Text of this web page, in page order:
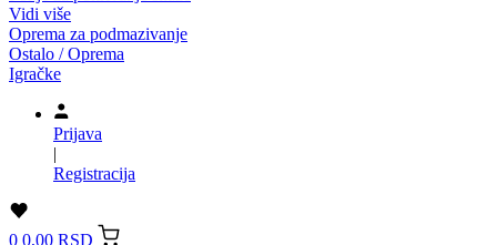
Vidi više
Oprema za podmazivanje
Ostalo / Oprema
Igračke
Prijava
|
Registracija
0 0,00 RSD